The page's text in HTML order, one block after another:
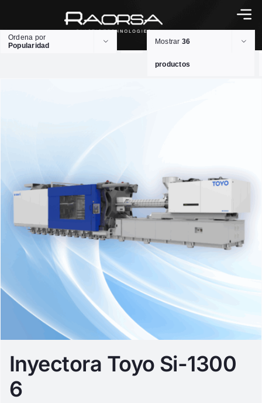
Ordena por
Popularidad
Mostrar 36
productos
Inyectora Toyo Si-1300
6